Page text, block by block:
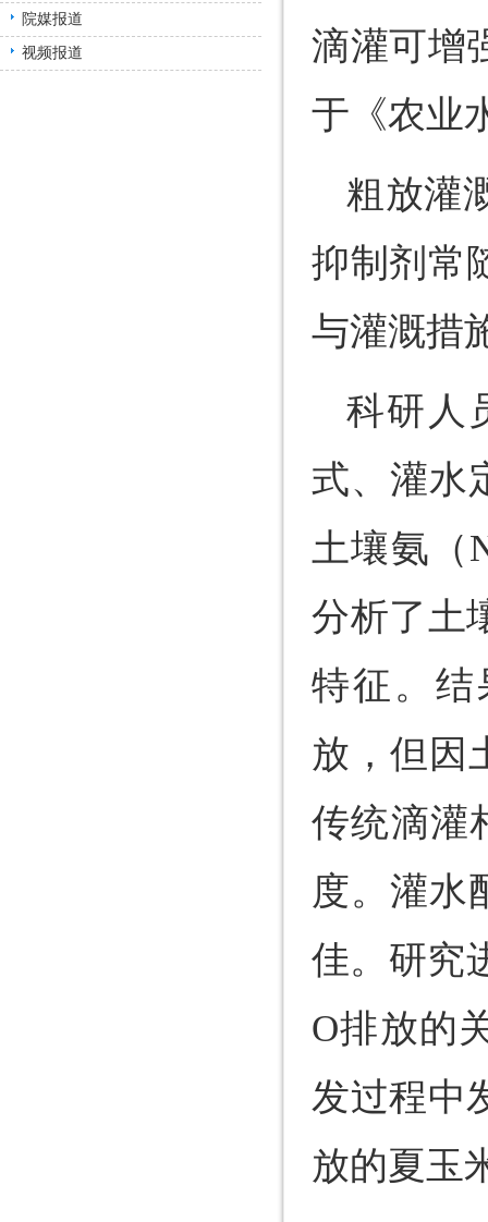
院媒报道
视频报道
滴灌可增
于《农业
粗放灌
抑制剂常
与灌溉措
科研人
式、灌水
土壤氨（
分析了土
特征。结
放，但因
传统滴灌
度。灌水
佳。研究
O排放的
发过程中
放的夏玉